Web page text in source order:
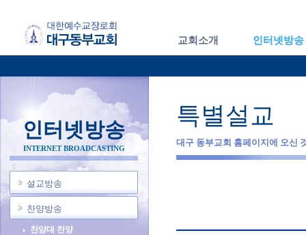
교회소개 인터넷방송
인터넷방송
INTERNET BROADCASTING
설교방송
찬양방송
찬양대 찬양
특별설교
대구 동부교회 홈페이지에 오신